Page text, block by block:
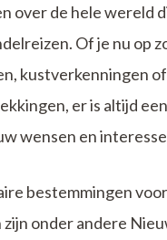
over de hele wereld
Of je nu op
kustverkenningen of
er is altijd
wensen en
bestemmingen
onder andere